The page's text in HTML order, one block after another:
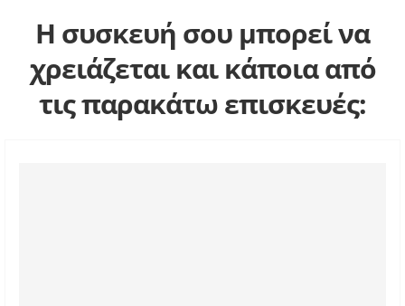
Η συσκευή σου μπορεί να
χρειάζεται και κάποια από
τις παρακάτω επισκευές: